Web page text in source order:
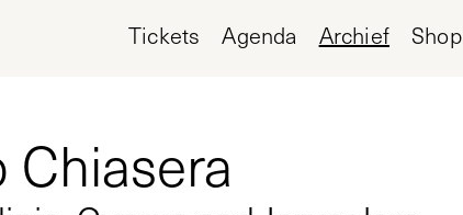
Tickets Agenda Archief Shop
Chiasera